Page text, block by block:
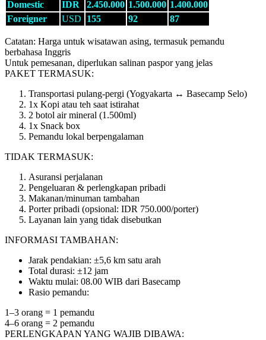
Domestic IDR 2.450.000 1.500.000 1.400.000
Foreigner
USD 155 92 87
Catatan: Harga untuk wisatawan asing, termasuk pemandu
berbahasa Inggris
Untuk pemesanan, diperlukan salinan paspor yang jelas
PAKET TERMASUK:
Transportasi pulang-pergi (Yogyakarta ↔ Basecamp Selo)
1x Kopi atau teh saat istirahat
2 botol air mineral (1.500ml)
1x Snack box
Pemandu lokal berpengalaman
TIDAK TERMASUK:
Asuransi perjalanan
Pengeluaran & perlengkapan pribadi
Makanan/minuman tambahan
Porter pribadi (opsional: IDR 750.000/porter)
Layanan lain yang tidak disebutkan
INFORMASI TAMBAHAN:
Jarak pendakian: ±5,6 km satu arah
Total durasi: ±12 jam
Waktu mulai: 08.00 WIB dari Basecamp
Rasio pemandu:
1–3 orang = 1 pemandu
4–6 orang = 2 pemandu
PERLENGKAPAN YANG WAJIB DIBAWA: